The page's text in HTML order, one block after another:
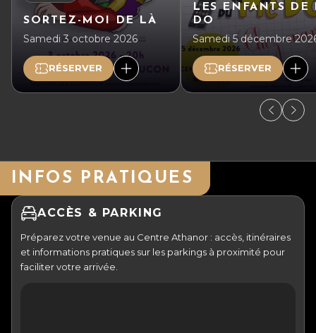
SORTEZ-MOI DE LÀ
Samedi 3 octobre 2026
RÉSERVER
LES ENFANTS DE
DO
Samedi 5 décembre
RÉSERVER
INFOS PRATIQUES
ACCÈS & PARKING
Préparez votre venue au Centre Athanor : accès, itinéraires
et informations pratiques sur les parkings à proximité pour
faciliter votre arrivée.